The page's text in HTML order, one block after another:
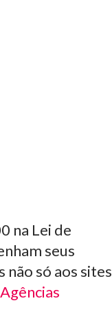
na Lei de
seus
não só aos sites
Agências